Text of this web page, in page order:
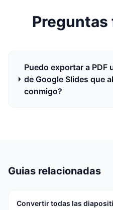
Puedo exportar a PDF
de Google Slides que
conmigo?
Guias relacionadas
Convertir todas las